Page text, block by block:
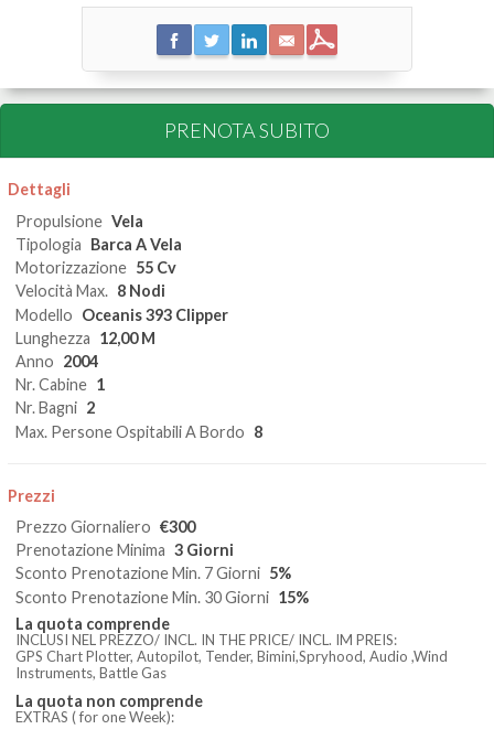
PRENOTA SUBITO
Dettagli
Propulsione Vela
Tipologia Barca A Vela
Motorizzazione 55 Cv
Velocità Max. 8 Nodi
Modello Oceanis 393 Clipper
Lunghezza 12,00 M
Anno 2004
Nr. Cabine 1
Nr. Bagni 2
Max. Persone Ospitabili A Bordo 8
Prezzi
Prezzo Giornaliero €300
Prenotazione Minima 3 Giorni
Sconto Prenotazione Min. 7 Giorni 5%
Sconto Prenotazione Min. 30 Giorni 15%
La quota comprende
INCLUSI NEL PREZZO/ INCL. IN THE PRICE/ INCL. IM PREIS:
GPS Chart Plotter, Autopilot, Tender, Bimini,Spryhood, Audio ,Wind
Instruments, Battle Gas
La quota non comprende
EXTRAS ( for one Week):